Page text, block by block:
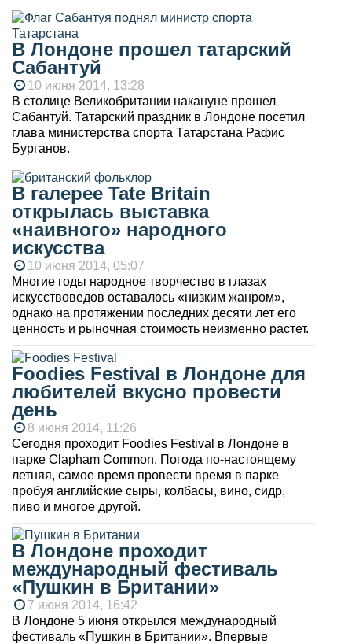
В Лондоне прошел татарский
Сабантуй
10 июня 2014, 13:28
В столице Великобритании накануне прошел
Сабантуй. Татарский праздник в Лондоне посетил
глава министерства спорта Татарстана Рафис
Бурганов.
В галерее Tate Britain
открылась выставка
«наивного» народного
искусства
10 июня 2014, 05:07
Многие годы народное творчество в глазах
искусствоведов оставалось «низким жанром»,
однако на протяжении последних десяти лет его
ценность и рыночная стоимость неизменно растет.
Foodies Festival в Лондоне для
любителей вкусно провести
день
8 июня 2014, 11:26
Сегодня проходит Foodies Festival в Лондоне в
парке Clapham Common. Погода по-настоящему
летняя, самое время провести время в парке
пробуя английские сыры, колбасы, вино, сидр,
пиво и многое другой.
В Лондоне проходит
международный фестиваль
«Пушкин в Британии»
7 июня 2014, 16:42
В Лондоне 5 июня открылся международный
фестиваль «Пушкин в Британии». Впервые